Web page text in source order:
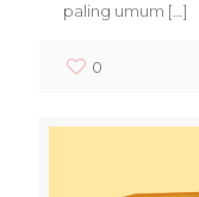
paling umum […]
0